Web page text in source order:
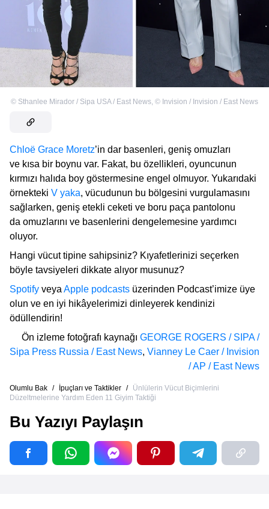
© Sthanlee Mirador / Sipa USA / East News, © Invision / Invision / East News
Chloë Grace Moretz’in dar basenleri, geniş omuzları
ve kısa bir boynu var. Fakat, bu özellikleri, oyuncunun
kırmızı halıda boy göstermesine engel olmuyor. Yukarıdaki
örnekteki V yaka, vücudunun bu bölgesini vurgulamasını
sağlarken, geniş etekli ceketi ve boru paça pantolonu
da omuzlarını ve basenlerini dengelemesine yardımcı
oluyor.
Hangi vücut tipine sahipsiniz? Kıyafetlerinizi seçerken
böyle tavsiyeleri dikkate alıyor musunuz?
Spotify veya Apple podcasts üzerinden Podcast’imize üye
olun ve en iyi hikâyelerimizi dinleyerek kendinizi
ödüllendirin!
Ön izleme fotoğrafı kaynağı GEORGE ROGERS / SIPA /
Sipa Press Russia / East News, Vianney Le Caer / Invision
/ AP / East News
Olumlu Bak / İpuçları ve Taktikler /
Ünlülerin Vücut Biçimlerini
Düzeltmelerine Yardım Eden 11 Giyim Taktiği
Bu Yazıyı Paylaşın